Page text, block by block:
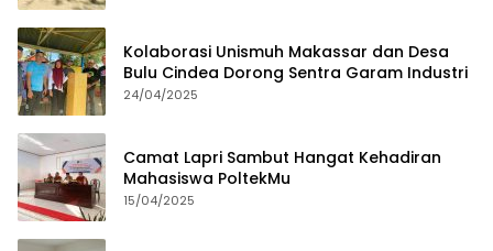
Kolaborasi Unismuh Makassar dan Desa
Bulu Cindea Dorong Sentra Garam Industri
24/04/2025
Camat Lapri Sambut Hangat Kehadiran
Mahasiswa PoltekMu
15/04/2025